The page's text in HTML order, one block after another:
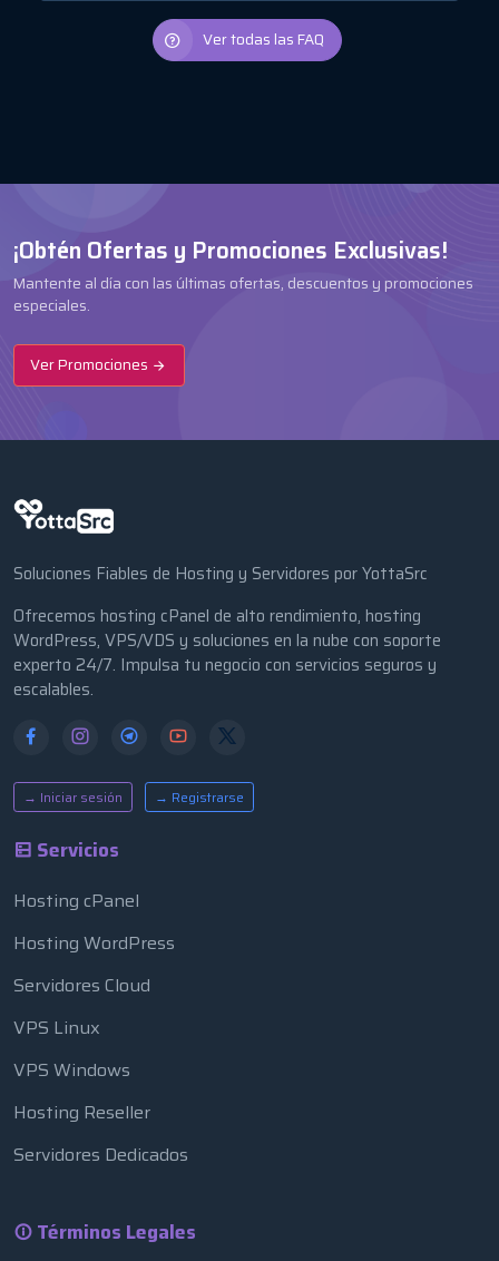
Ver todas las FAQ
¡Obtén Ofertas y Promociones Exclusivas!
Mantente al día con las últimas ofertas, descuentos y promociones
especiales.
Ver Promociones
Soluciones Fiables de Hosting y Servidores por YottaSrc
Ofrecemos hosting cPanel de alto rendimiento, hosting
WordPress, VPS/VDS y soluciones en la nube con soporte
experto 24/7. Impulsa tu negocio con servicios seguros y
escalables.
→ Iniciar sesión → Registrarse
Servicios
Hosting cPanel
Hosting WordPress
Servidores Cloud
VPS Linux
VPS Windows
Hosting Reseller
Servidores Dedicados
Términos Legales